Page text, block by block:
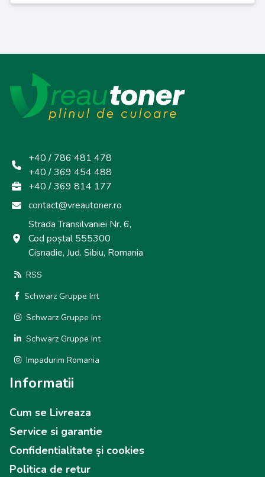
+40 / 786 481 478
+40 / 369 454 488
+40 / 369 814 177
contact@vreautoner.ro
Strada Transilvaniei Nr. 6,
Cod poștal 555300
Cisnadie, Jud. Sibiu, Romania
RSS
Schwarz Gruppe Int
Schwarz Gruppe Int
Schwarz Gruppe Int
Impadurim Romania
Informatii
Cum se Livreaza
Service si garantie
Confidentialitate și cookies
Politica de retur